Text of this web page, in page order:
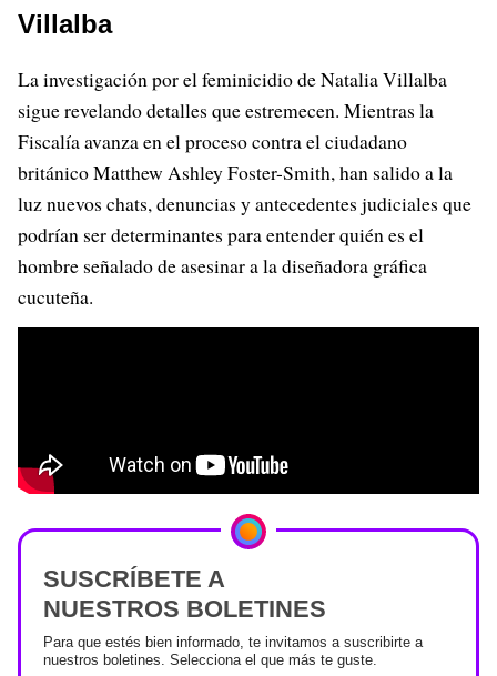
Villalba
La investigación por el feminicidio de Natalia Villalba
sigue revelando detalles que estremecen. Mientras la
Fiscalía avanza en el proceso contra el ciudadano
británico Matthew Ashley Foster-Smith, han salido a la
luz nuevos chats, denuncias y antecedentes judiciales que
podrían ser determinantes para entender quién es el
hombre señalado de asesinar a la diseñadora gráfica
cucuteña.
SUSCRÍBETE A
NUESTROS BOLETINES
Para que estés bien informado, te invitamos a suscribirte a
nuestros boletines. Selecciona el que más te guste.